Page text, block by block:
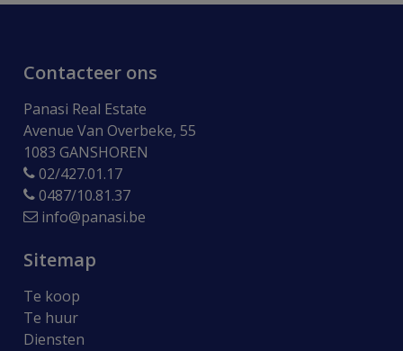
Contacteer ons
Panasi Real Estate
Avenue Van Overbeke, 55
1083 GANSHOREN
02/427.01.17
0487/10.81.37
info@panasi.be
Sitemap
Te koop
Te huur
Diensten